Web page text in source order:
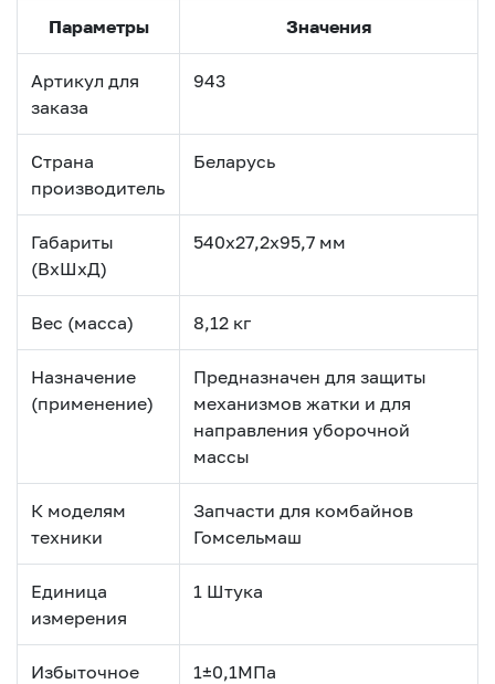
Параметры Значения
Артикул для
заказа
943
Страна
производитель
Беларусь
Габариты
(ВхШхД)
540х27,2х95,7 мм
Вес (масса) 8,12 кг
Назначение
(применение)
Предназначен для защиты
механизмов жатки и для
направления уборочной
массы
К моделям
техники
Запчасти для комбайнов
Гомсельмаш
Единица
измерения
1 Штука
Избыточное
1±0,1МПа